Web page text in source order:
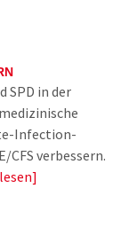
SPD in der
Infection-
CFS verbessern.